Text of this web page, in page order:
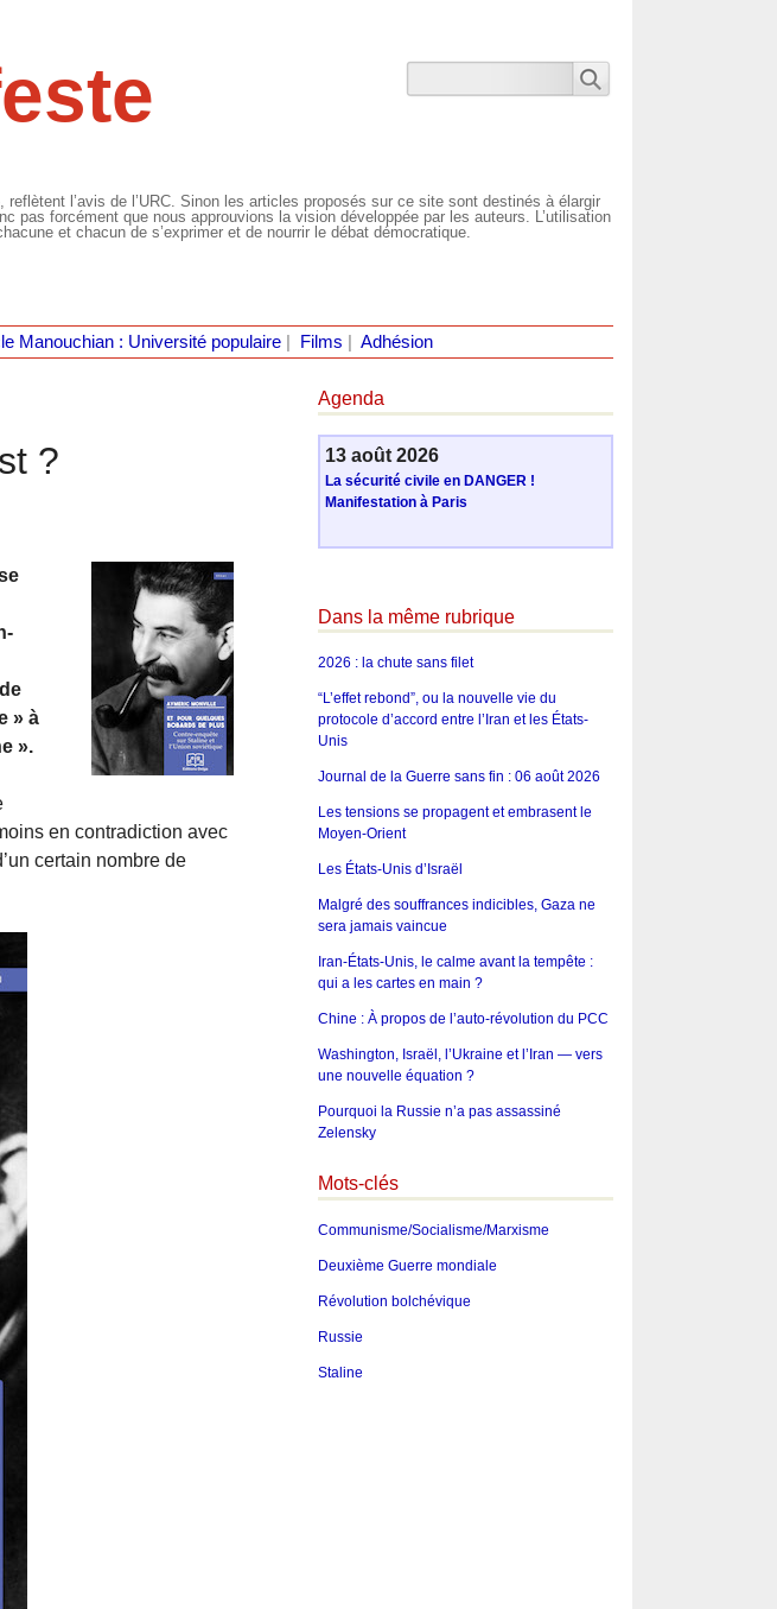
l’avis de l’URC. Sinon les articles proposés sur ce site sont destinés à élargir
pas forcément que nous approuvions la vision développée par les auteurs. L’utilisation
et chacun de s’exprimer et de nourrir le débat démocratique.
Manouchian : Université populaire| Films Adhésion
?
» à
».
en contradiction avec
certain nombre de
Agenda
13 août 2026
La sécurité civile en DANGER !
Manifestation à Paris
Dans la même rubrique
2026 : la chute sans filet
“L’effet rebond”, ou la nouvelle vie du
protocole d’accord entre l’Iran et les États-
Unis
Journal de la Guerre sans fin : 06 août 2026
Les tensions se propagent et embrasent le
Moyen-Orient
Les États-Unis d’Israël
Malgré des souffrances indicibles, Gaza ne
sera jamais vaincue
Iran-États-Unis, le calme avant la tempête :
qui a les cartes en main ?
Chine : À propos de l’auto-révolution du PCC
Washington, Israël, l’Ukraine et l’Iran — vers
une nouvelle équation ?
Pourquoi la Russie n’a pas assassiné
Zelensky
Mots-clés
Communisme/Socialisme/Marxisme
Deuxième Guerre mondiale
Révolution bolchévique
Russie
Staline